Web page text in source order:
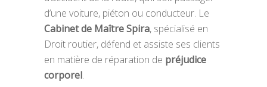
d’une voiture, piéton ou conducteur. Le
Cabinet de Maître Spira, spécialisé en
Droit routier, défend et assiste ses clients
en matière de réparation de préjudice
corporel.